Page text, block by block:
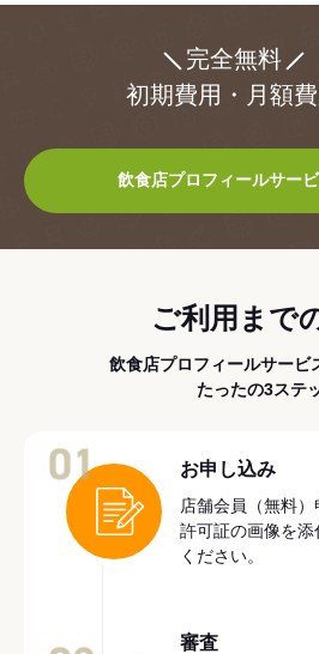
完全無料
初期費用・月額
飲食店プロフィールサー
ご利用まで
飲食店プロフィールサービ
たったの3ステ
お申し込み
店舗会員（無料
許可証の画像を
ください。
審査